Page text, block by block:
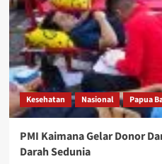
Kesehatan Nasional Papua
PMI Kaimana Gelar Donor
Darah Sedunia